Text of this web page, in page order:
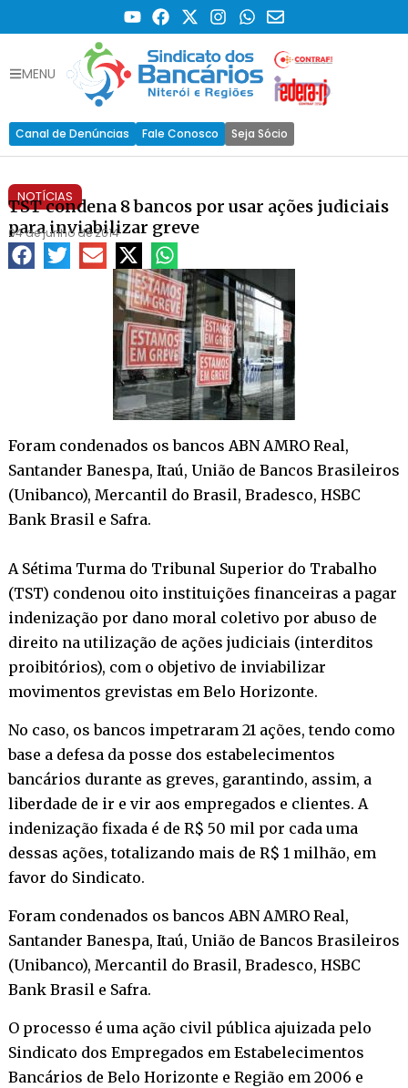
MENU
Canal de Denúncias Fale Conosco Seja Sócio
NOTÍCIAS
TST condena 8 bancos por usar ações judiciais
para inviabilizar greve
04 de junho de 2014
Foram condenados os bancos ABN AMRO Real,
Santander Banespa, Itaú, União de Bancos Brasileiros
(Unibanco), Mercantil do Brasil, Bradesco, HSBC
Bank Brasil e Safra.
A Sétima Turma do Tribunal Superior do Trabalho
(TST) condenou oito instituições financeiras a pagar
indenização por dano moral coletivo por abuso de
direito na utilização de ações judiciais (interditos
proibitórios), com o objetivo de inviabilizar
movimentos grevistas em Belo Horizonte.
No caso, os bancos impetraram 21 ações, tendo como
base a defesa da posse dos estabelecimentos
bancários durante as greves, garantindo, assim, a
liberdade de ir e vir aos empregados e clientes. A
indenização fixada é de R$ 50 mil por cada uma
dessas ações, totalizando mais de R$ 1 milhão, em
favor do Sindicato.
Foram condenados os bancos ABN AMRO Real,
Santander Banespa, Itaú, União de Bancos Brasileiros
(Unibanco), Mercantil do Brasil, Bradesco, HSBC
Bank Brasil e Safra.
O processo é uma ação civil pública ajuizada pelo
Sindicato dos Empregados em Estabelecimentos
Bancários de Belo Horizonte e Região em 2006 e